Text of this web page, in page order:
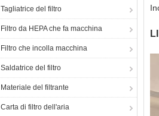
Tagliatrice del filtro
Filtro da HEPA che fa macchina
Filtro che incolla macchina
Saldatrice del filtro
Materiale del filtrante
Carta di filtro dell'aria